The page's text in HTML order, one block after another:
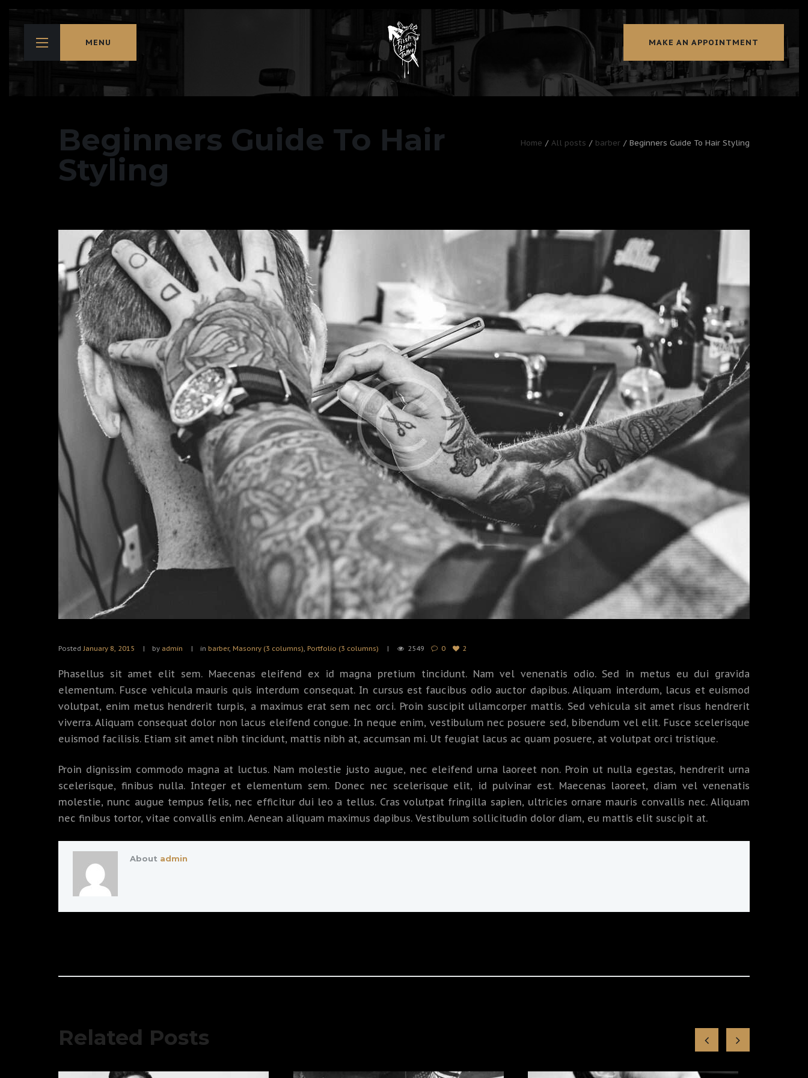
MENU MAKE AN APPOINTMENT
Home All posts barber Beginners Guide To Hair Styling
Beginners Guide To Hair
Styling
Posted January 8, 2015 by admin in barber, Masonry (3 columns), Portfolio (3 columns) 2549 0 2
Phasellus sit amet elit sem. Maecenas eleifend ex id magna pretium tincidunt. Nam vel venenatis odio. Sed in metus eu dui gravida
elementum. Fusce vehicula mauris quis interdum consequat. In cursus est faucibus odio auctor dapibus. Aliquam interdum, lacus et euismod
volutpat, enim metus hendrerit turpis, a maximus erat sem nec orci. Proin suscipit ullamcorper mattis. Sed vehicula sit amet risus hendrerit
viverra. Aliquam consequat dolor non lacus eleifend congue. In neque enim, vestibulum nec posuere sed, bibendum vel elit. Fusce scelerisque
euismod facilisis. Etiam sit amet nibh tincidunt, mattis nibh at, accumsan mi. Ut feugiat lacus ac quam posuere, at volutpat orci tristique.
Proin dignissim commodo magna at luctus. Nam molestie justo augue, nec eleifend urna laoreet non. Proin ut nulla egestas, hendrerit urna
scelerisque, finibus nulla. Integer et elementum sem. Donec nec scelerisque elit, id pulvinar est. Maecenas laoreet, diam vel venenatis
molestie, nunc augue tempus felis, nec efficitur dui leo a tellus. Cras volutpat fringilla sapien, ultricies ornare mauris convallis nec. Aliquam
nec finibus tortor, vitae convallis enim. Aenean aliquam maximus dapibus. Vestibulum sollicitudin dolor diam, eu mattis elit suscipit at.
About admin
Related Posts